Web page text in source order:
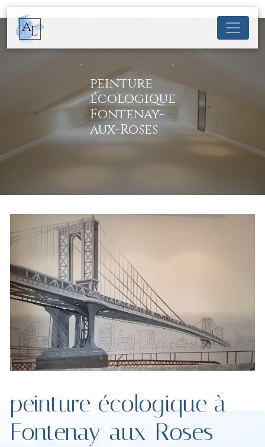
Panneau de gestion des cookies
peinture
écologique
Fontenay-
aux-Roses
peinture écologique à
Fontenay-aux-Roses